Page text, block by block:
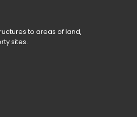
to areas of land,
sites.